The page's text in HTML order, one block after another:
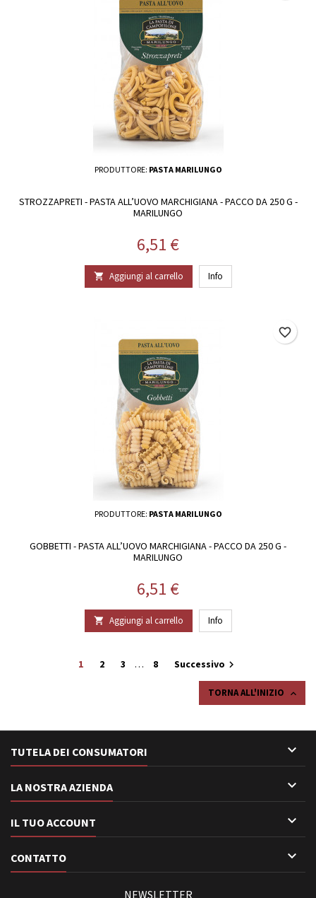
PRODUTTORE: PASTA MARILUNGO
STROZZAPRETI - PASTA ALL’UOVO MARCHIGIANA - PACCO DA 250 G -
MARILUNGO
Prezzo
6,51 €
 Aggiungi al carrello Info
PRODUTTORE: PASTA MARILUNGO
GOBBETTI - PASTA ALL’UOVO MARCHIGIANA - PACCO DA 250 G -
MARILUNGO
Prezzo
6,51 €
 Aggiungi al carrello Info
favorite_border
1 2 3 … 8 Successivo 
TORNA ALL'INIZIO 
TUTELA DEI CONSUMATORI 
LA NOSTRA AZIENDA 
IL TUO ACCOUNT 
CONTATTO 
NEWSLETTER